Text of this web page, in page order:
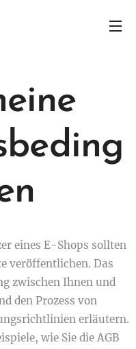
eines E-Shops sollten
veröffentlichen. Das
zwischen Ihnen und
den Prozess von
erläutern.
wie Sie die AGB